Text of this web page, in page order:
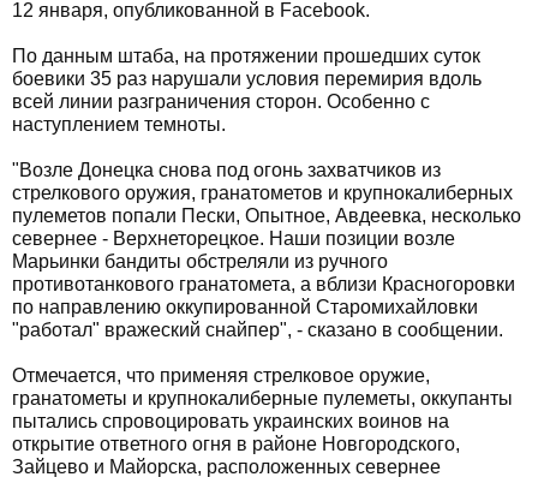
12 января, опубликованной в Facebook.
По данным штаба, на протяжении прошедших суток
боевики 35 раз нарушали условия перемирия вдоль
всей линии разграничения сторон. Особенно с
наступлением темноты.
"Возле Донецка снова под огонь захватчиков из
стрелкового оружия, гранатометов и крупнокалиберных
пулеметов попали Пески, Опытное, Авдеевка, несколько
севернее - Верхнеторецкое. Наши позиции возле
Марьинки бандиты обстреляли из ручного
противотанкового гранатомета, а вблизи Красногоровки
по направлению оккупированной Старомихайловки
"работал" вражеский снайпер", - сказано в сообщении.
Отмечается, что применяя стрелковое оружие,
гранатометы и крупнокалиберные пулеметы, оккупанты
пытались спровоцировать украинских воинов на
открытие ответного огня в районе Новгородского,
Зайцево и Майорска, расположенных севернее